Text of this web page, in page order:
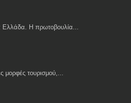
Ελλάδα. Η πρωτοβουλία...
μορφές τουρισμού,...